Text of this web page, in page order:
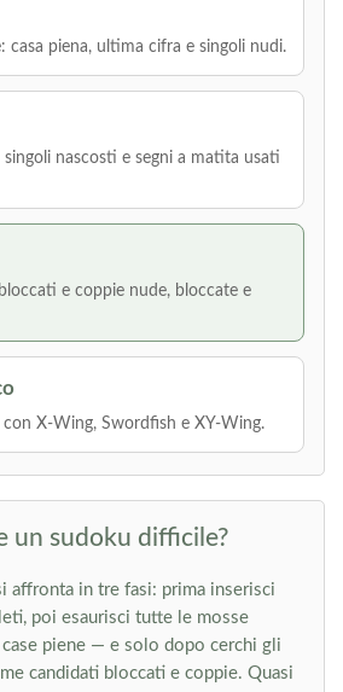
casa piena, ultima cifra e singoli nudi.
singoli nascosti e segni a matita usati
e coppie nude, bloccate e
con X-Wing, Swordfish e XY-Wing.
un sudoku difficile?
affronta in tre fasi: prima inserisci
poi esaurisci tutte le mosse
piene — e solo dopo cerchi gli
candidati bloccati e coppie. Quasi